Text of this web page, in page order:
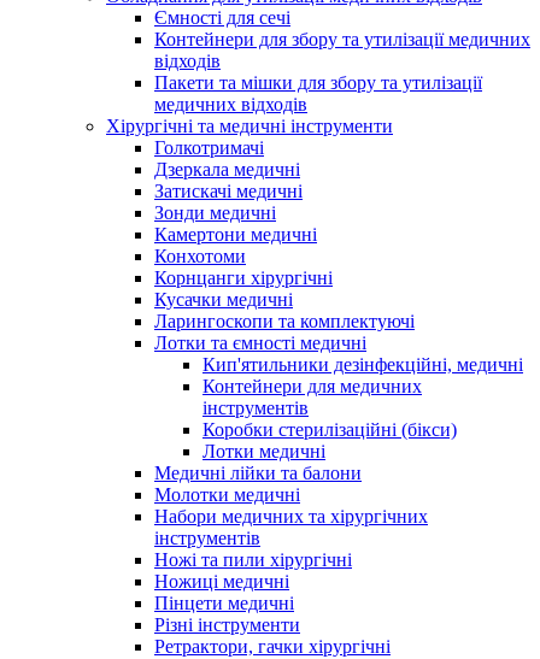
Ємності для сечі
Контейнери для збору та утилізації медичних
відходів
Пакети та мішки для збору та утилізації
медичних відходів
Хірургічні та медичні інструменти
Голкотримачі
Дзеркала медичні
Затискачі медичні
Зонди медичні
Камертони медичні
Конхотоми
Корнцанги хірургічні
Кусачки медичні
Ларингоскопи та комплектуючі
Лотки та ємності медичні
Кип'ятильники дезінфекційні, медичні
Контейнери для медичних
інструментів
Коробки стерилізаційні (бікси)
Лотки медичні
Медичні лійки та балони
Молотки медичні
Набори медичних та хірургічних
інструментів
Ножі та пили хірургічні
Ножиці медичні
Пінцети медичні
Різні інструменти
Ретрактори, гачки хірургічні